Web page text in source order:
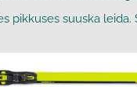
pikkuses suuska